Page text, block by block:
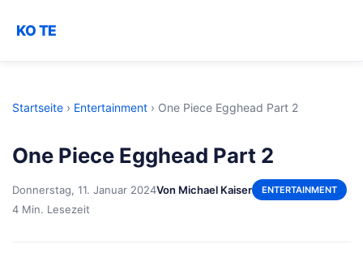
KO TE
Startseite › Entertainment › One Piece Egghead Part 2
One Piece Egghead Part 2
Donnerstag, 11. Januar 2024Von Michael Kaiser ENTERTAINMENT
4 Min. Lesezeit